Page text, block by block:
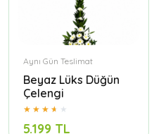
Aynı Gün Teslimat
Beyaz Lüks Düğün
Çelengi
5.199 TL